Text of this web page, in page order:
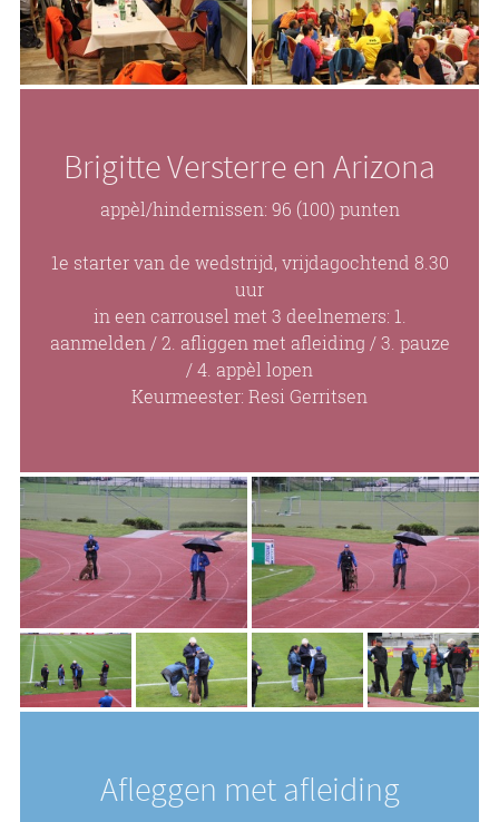
Brigitte Versterre en Arizona
appèl/hindernissen: 96 (100) punten
1e starter van de wedstrijd, vrijdagochtend 8.30
uur
in een carrousel met 3 deelnemers: 1.
aanmelden / 2. afliggen met afleiding / 3. pauze
/ 4. appèl lopen
Keurmeester: Resi Gerritsen
Afleggen met afleiding